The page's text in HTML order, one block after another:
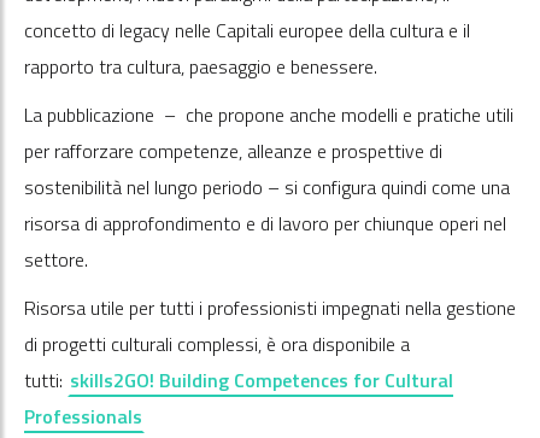
concetto di legacy nelle Capitali europee della cultura e il
rapporto tra cultura, paesaggio e benessere.
La pubblicazione – che propone anche modelli e pratiche utili
per rafforzare competenze, alleanze e prospettive di
sostenibilità nel lungo periodo – si configura quindi come una
risorsa di approfondimento e di lavoro per chiunque operi nel
settore.
Risorsa utile per tutti i professionisti impegnati nella gestione
di progetti culturali complessi, è ora disponibile a
tutti: skills2GO! Building Competences for Cultural
Professionals